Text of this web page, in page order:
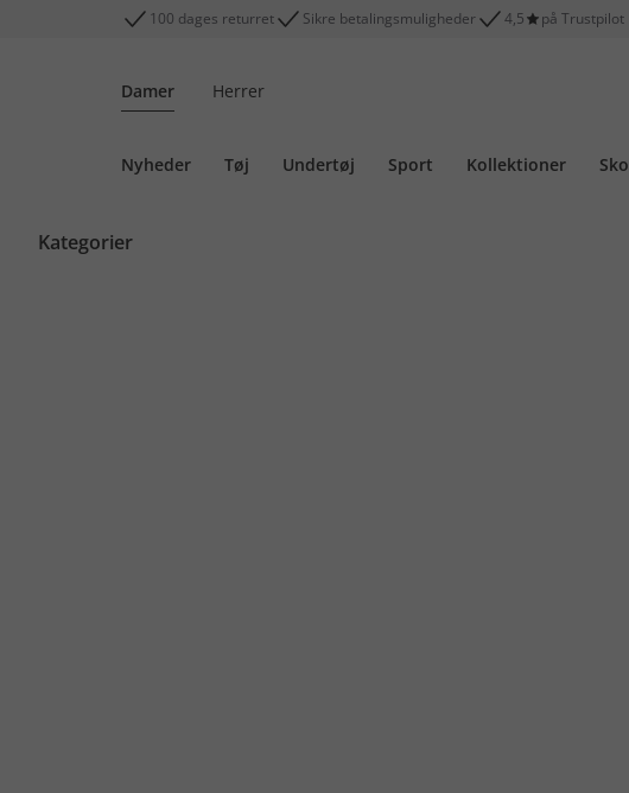
100 dages returret Sikre betalingsmuligheder 4,5 på Trustpilot
Damer Herrer
Nyheder Tøj Undertøj Sport Kollektioner Sko
Kategorier